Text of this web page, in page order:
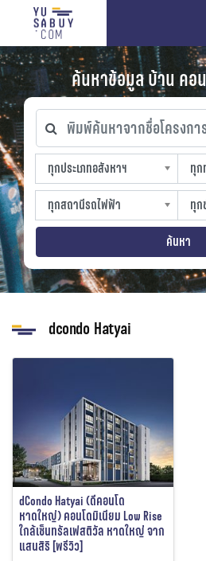
ค้นหาข้อมูล บ้าน คอ
พิมพ์ค้นหาจากชื่อโครงการ, ท
ทุกประเภทอสังหาฯ
ทุกประเภทอสังหาฯ
sproperty
ทุกทำเลที่ตั้ง
ทุก
ทุกสถานีรถไฟฟ้า
ทุกสถานีรถไฟฟ้า
strain-station
ทุกช่วงราคา
ทุก
ค้นหา
dcondo Hatyai
dCondo Hatyai (ดีคอนโด
หาดใหญ่) คอนโดมิเนียม Low Rise
ใกล้เซ็นทรัลเฟสติวัล หาดใหญ่ จาก
แสนสิริ [พรีวิว]